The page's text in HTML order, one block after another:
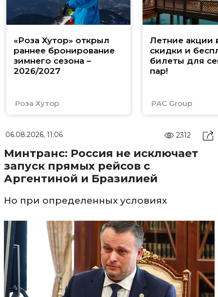
«Роза Хутор» открыл
раннее бронирование
зимнего сезона –
2026/2027
Роза Хутор
Летние акции
скидки и
билеты для
пар!
PAC Group
06.08.2026, 11:06 2312
Минтранс: Россия не исключает
запуск прямых рейсов с
Аргентиной и Бразилией
Но при определенных условиях